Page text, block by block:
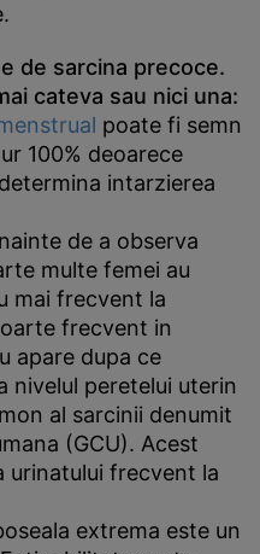
de sarcina precoce.
cateva sau nici una:
poate fi semn
100% deoarece
intarzierea
de a observa
multe femei au
mai frecvent la
frecvent in
apare dupa ce
nivelul peretelui uterin
al sarcinii denumit
(GCU). Acest
urinatului frecvent la
extrema este un